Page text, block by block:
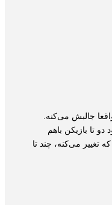
جالبش می‌کنه.
تا بازیکن باهم
تغییر می‌کنه، چند تا